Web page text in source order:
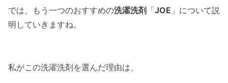
では、もう一つのおすすめの洗濯洗剤 「JOE 」について説
明していきますね。
私がこの洗濯洗剤を選んだ理由は、